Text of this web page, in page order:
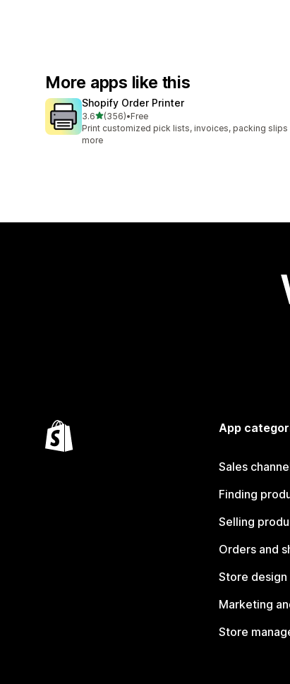
More apps like this
Shopify Order Printer
3.6out of 5 stars
(356)
356 total reviews
•Free
Print customized pick lists, invoices, packing slips
more
App
Sales
Finding
Selling
Orders and
Store design
Marketing
Store